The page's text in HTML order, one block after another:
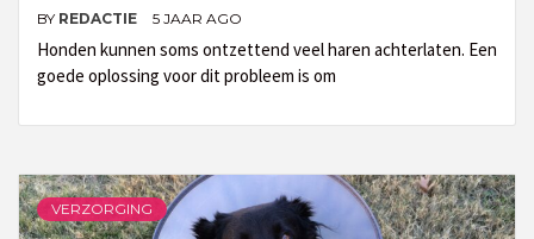
BY REDACTIE 5 JAAR AGO
Honden kunnen soms ontzettend veel haren achterlaten. Een
goede oplossing voor dit probleem is om
VERZORGING